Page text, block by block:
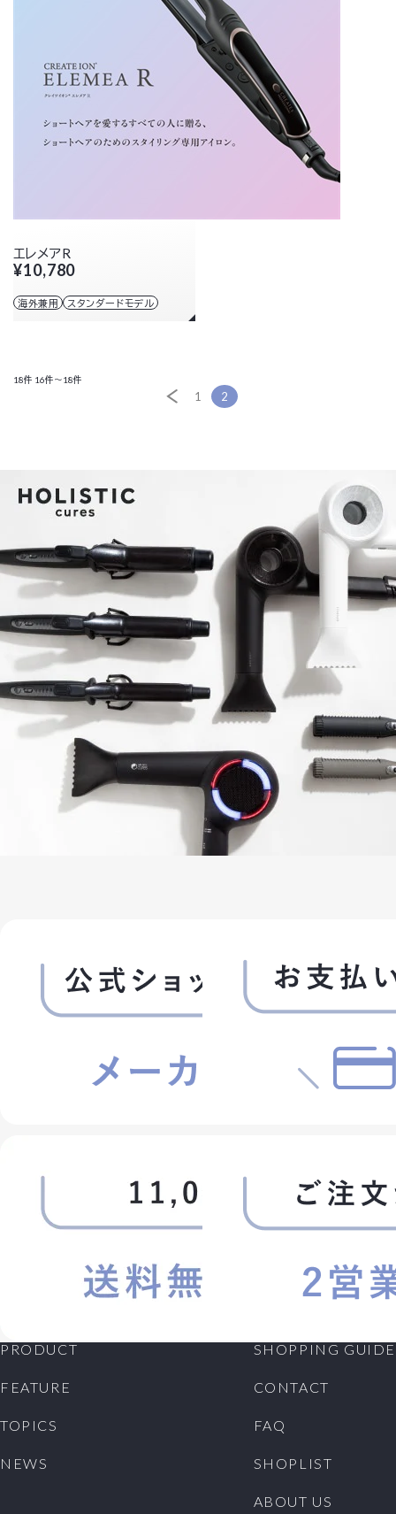
エレメアR
¥10,780
海外兼用 スタンダードモデル
18件 16件～18件
1 2
PRODUCT
FEATURE
TOPICS
NEWS
SHOPPING GUIDE
CONTACT
FAQ
SHOPLIST
ABOUT US